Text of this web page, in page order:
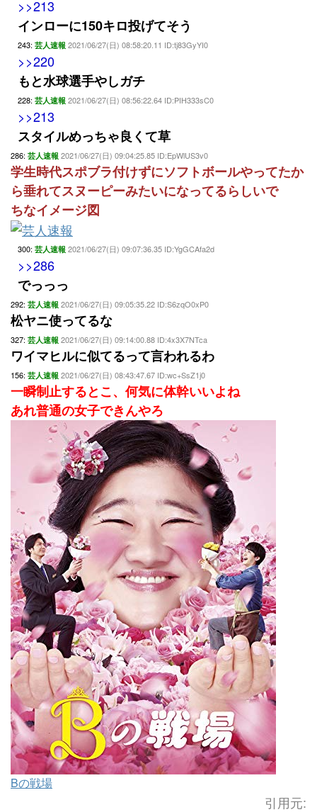
>>213
インローに150キロ投げてそう
243: 芸人速報 2021/06/27(日) 08:58:20.11 ID:tj83GyYI0
>>220
もと水球選手やしガチ
228: 芸人速報 2021/06/27(日) 08:56:22.64 ID:PIH333sC0
>>213
スタイルめっちゃ良くて草
286: 芸人速報 2021/06/27(日) 09:04:25.85 ID:EpWlUS3v0
学生時代スポブラ付けずにソフトボールやってたか
ら垂れてスヌーピーみたいになってるらしいで
ちなイメージ図
300: 芸人速報 2021/06/27(日) 09:07:36.35 ID:YgGCAfa2d
>>286
でっっっ
292: 芸人速報 2021/06/27(日) 09:05:35.22 ID:S6zqO0xP0
松ヤニ使ってるな
327: 芸人速報 2021/06/27(日) 09:14:00.88 ID:4x3X7NTca
ワイマヒルに似てるって言われるわ
156: 芸人速報 2021/06/27(日) 08:43:47.67 ID:wc+SsZ1j0
一瞬制止するとこ、何気に体幹いいよね
あれ普通の女子できんやろ
Bの戦場
引用元: